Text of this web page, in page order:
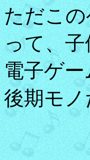
ただこ
って、
電子ゲ
後期モ